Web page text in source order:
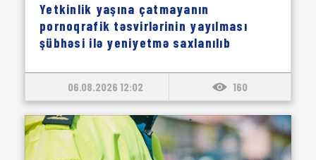
Yetkinlik yaşına çatmayanın
pornoqrafik təsvirlərinin yayılması
şübhəsi ilə yeniyetmə saxlanılıb
06.08.2026 12:02 160